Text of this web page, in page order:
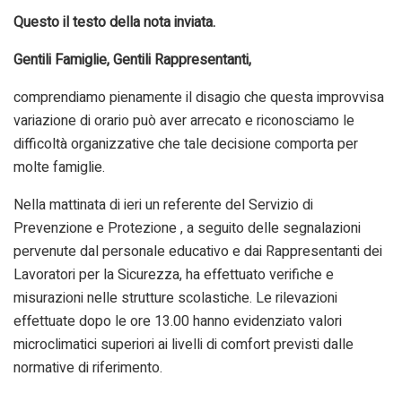
Questo il testo della nota inviata.
Gentili Famiglie, Gentili Rappresentanti,
comprendiamo pienamente il disagio che questa improvvisa
variazione di orario può aver arrecato e riconosciamo le
difficoltà organizzative che tale decisione comporta per
molte famiglie.
Nella mattinata di ieri un referente del Servizio di
Prevenzione e Protezione , a seguito delle segnalazioni
pervenute dal personale educativo e dai Rappresentanti dei
Lavoratori per la Sicurezza, ha effettuato verifiche e
misurazioni nelle strutture scolastiche. Le rilevazioni
effettuate dopo le ore 13.00 hanno evidenziato valori
microclimatici superiori ai livelli di comfort previsti dalle
normative di riferimento.